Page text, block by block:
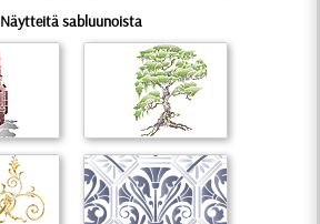
Näytteitä sabluunoista